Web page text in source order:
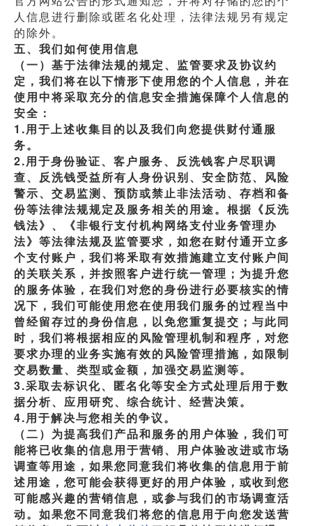
人信息进行删除或匿名化处理，法律法规另有规定
的除外。
五、我们如何使用信息
（一）基于法律法规的规定、监管要求及协议约
定，我们将在以下情形下使用您的个人信息，并在
使用中将采取充分的信息安全措施保障个人信息的
安全：
1.用于上述收集目的以及我们向您提供财付通服
务。
2.用于身份验证、客户服务、反洗钱客户尽职调
查、反洗钱受益所有人身份识别、安全防范、风险
警示、交易监测、预防或禁止非法活动、存档和备
份等法律法规规定及服务相关的用途。根据《反洗
钱法》、《非银行支付机构网络支付业务管理办
法》等法律法规及监管要求，如您在财付通开立多
个支付账户，我们将釆取有效措施建立支付账户间
的关联关系，并按照客户进行统一管理；为提升您
的服务体验，在我们对您的身份进行必要核实的情
况下，我们可能使用您在使用我们服务的过程当中
曾经留存过的身份信息，以免您重复提交；与此同
时，我们将根据相应的风险管理机制和程序，对您
要求办理的业务实施有效的风险管理措施，如限制
交易数量、类型或金额，加强交易监测等。
3.采取去标识化、匿名化等安全方式处理后用于数
据分析、应用研究、综合统计、经营决策。
4.用于解决与您相关的争议。
（二）为提高我们产品和服务的用户体验，我们可
能将已收集的信息用于营销、用户体验改进或市场
调查等用途，如果您同意我们将收集的信息用于前
述用途，您可能会获得更好的用户体验，或收到您
可能感兴趣的营销信息，或参与我们的市场调查活
动。如果您不同意我们将您的信息用于向您发送营